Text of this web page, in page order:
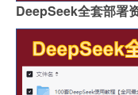
DeepSeek全套部署